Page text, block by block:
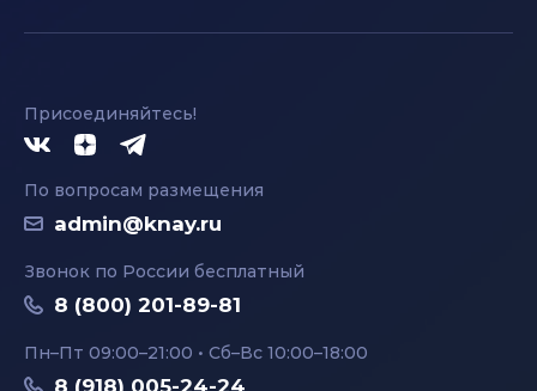
Присоединяйтесь!
По вопросам размещения
admin@knay.ru
Звонок по России бесплатный
8 (800) 201-89-81
Пн–Пт 09:00–21:00 • Сб–Вс 10:00–18:00
8 (918) 005-24-24